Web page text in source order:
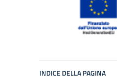
INDICE DELLA PAGINA